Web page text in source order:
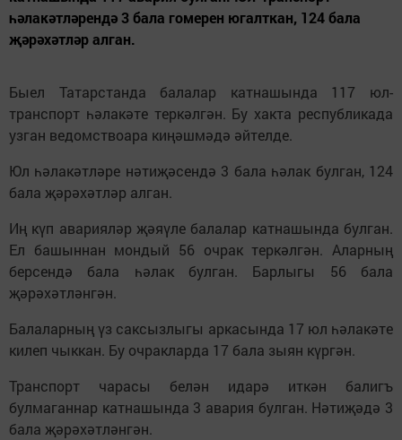
һәлакәтләрендә 3 бала гомерен югалткан, 124 бала
җәрәхәтләр алган.
Быел Татарстанда балалар катнашында 117 юл-
транспорт һәлакәте теркәлгән. Бу хакта республикада
узган ведомствоара киңәшмәдә әйтелде.
Юл һәлакәтләре нәтиҗәсендә 3 бала һәлак булган, 124
бала җәрәхәтләр алган.
Иң күп аварияләр җәяүле балалар катнашында булган.
Ел башыннан мондый 56 очрак теркәлгән. Аларның
берсендә бала һәлак булган. Барлыгы 56 бала
җәрәхәтләнгән.
Балаларның үз саксызлыгы аркасында 17 юл һәлакәте
килеп чыккан. Бу очракларда 17 бала зыян күргән.
Транспорт чарасы белән идарә иткән балигъ
булмаганнар катнашында 3 авария булган. Нәтиҗәдә 3
бала җәрәхәтләнгән.